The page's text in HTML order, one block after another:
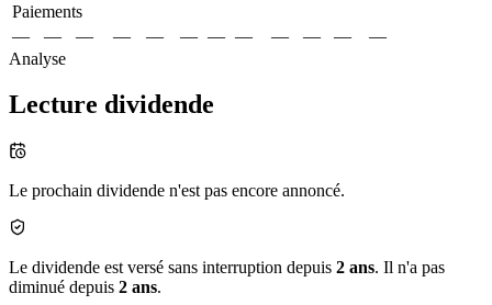
Paiements
—
— — — — — — — — — —
—
Analyse
Lecture dividende
Le prochain dividende n'est pas encore annoncé.
Le dividende est versé sans interruption depuis 2 ans. Il n'a pas
diminué depuis 2 ans.